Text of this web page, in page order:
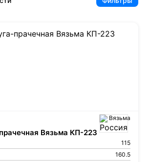
Вязьма
Вязьма КП-223
115
160.5